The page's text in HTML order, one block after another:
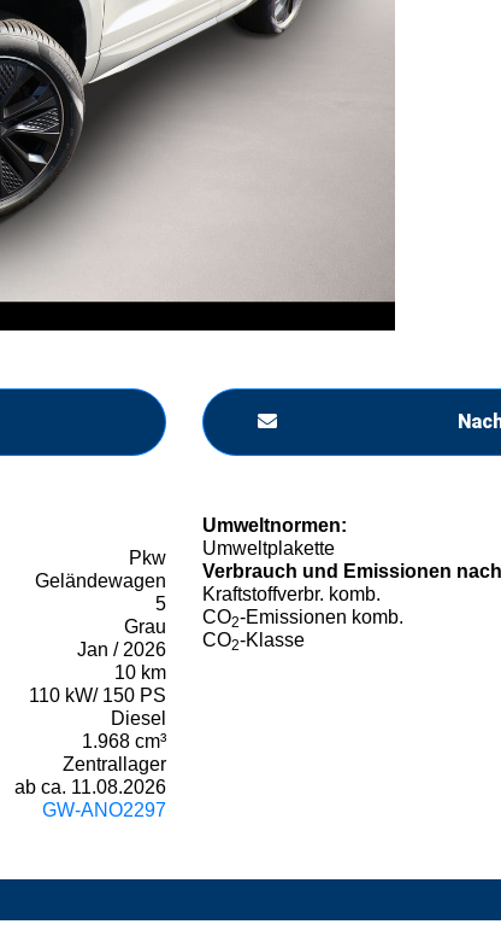
Pkw
Geländewagen
5
Grau
Jan / 2026
10 km
110 kW/ 150 PS
Diesel
1.968 cm³
Zentrallager
ab ca. 11.08.2026
GW-ANO2297
Umweltnormen:
Umweltplakette
Verbrauch und Emissionen
Kraftstoffverbr. komb.
CO2-Emissionen komb.
CO2-Klasse